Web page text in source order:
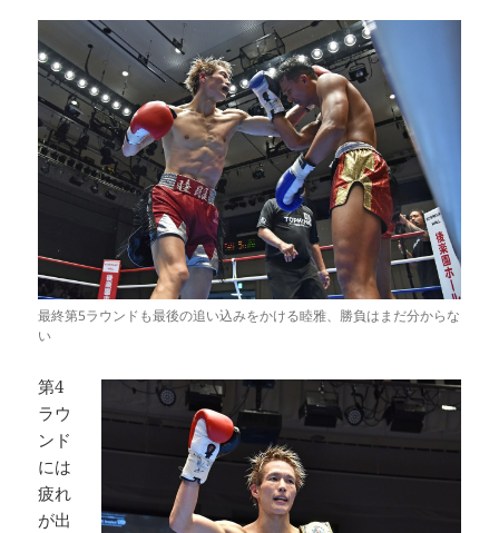
最終第5ラウンドも最後の追い込みをかける睦雅、勝負はまだ分からな
い
第4
ラウ
ンド
には
疲れ
が出